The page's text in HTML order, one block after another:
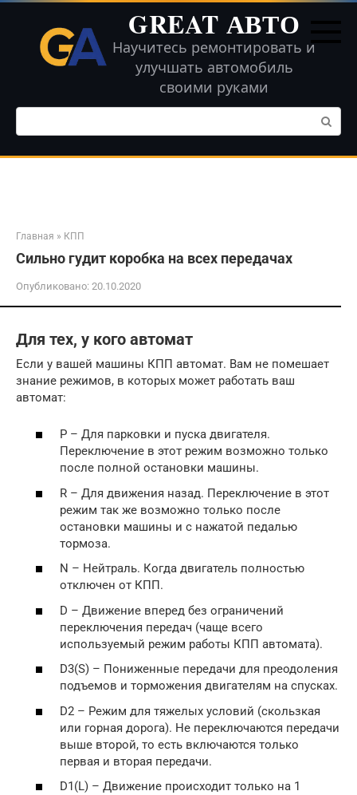
Перейти
контенту
GREAT АВТО
Научитесь ремонтировать и
улучшать автомобиль
своими руками
Поиск:
Главная » КПП
Сильно гудит коробка на всех передачах
Опубликовано: 20.10.2020
Для тех, у кого автомат
Если у вашей машины КПП автомат. Вам не помешает
знание режимов, в которых может работать ваш
автомат:
P – Для парковки и пуска двигателя.
Переключение в этот режим возможно только
после полной остановки машины.
R – Для движения назад. Переключение в этот
режим так же возможно только после
остановки машины и с нажатой педалью
тормоза.
N – Нейтраль. Когда двигатель полностью
отключен от КПП.
D – Движение вперед без ограничений
переключения передач (чаще всего
используемый режим работы КПП автомата).
D3(S) – Пониженные передачи для преодоления
подъемов и торможения двигателям на спусках.
D2 – Режим для тяжелых условий (скользкая
или горная дорога). Не переключаются передачи
выше второй, то есть включаются только
первая и вторая передачи.
D1(L) – Движение происходит только на 1